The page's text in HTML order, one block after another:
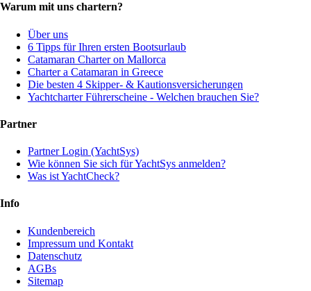
Warum mit uns chartern?
Über uns
6 Tipps für Ihren ersten Bootsurlaub
Catamaran Charter on Mallorca
Charter a Catamaran in Greece
Die besten 4 Skipper- & Kautionsversicherungen
Yachtcharter Führerscheine - Welchen brauchen Sie?
Partner
Partner Login (YachtSys)
Wie können Sie sich für YachtSys anmelden?
Was ist YachtCheck?
Info
Kundenbereich
Impressum und Kontakt
Datenschutz
AGBs
Sitemap